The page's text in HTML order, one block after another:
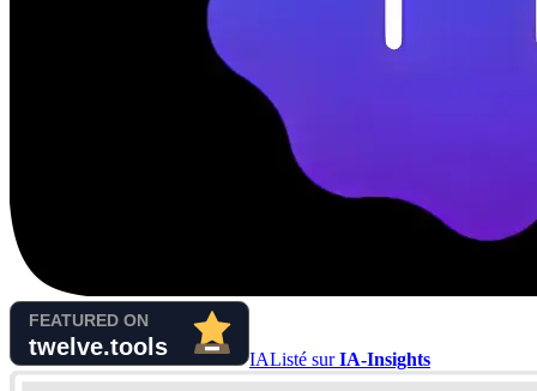
IAListé surIA-Insights